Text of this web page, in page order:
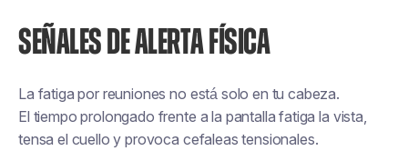
SEÑALES DE ALERTA FÍSICA
La fatiga por reuniones no está solo en tu cabeza.
El tiempo prolongado frente a la pantalla fatiga la vista,
tensa el cuello y provoca cefaleas tensionales.